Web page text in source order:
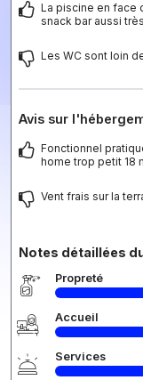
La piscine en face
snack bar aussi
Les WC sont loin
Avis sur
Fonctionnel
home trop petit 18
Vent frais sur la
Notes détaillées
Propreté
Accueil
Services